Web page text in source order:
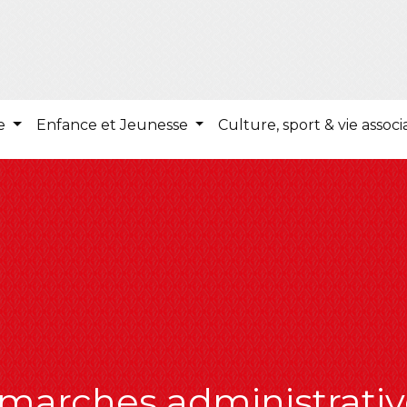
Enfance et Jeunesse Culture, sport & vie